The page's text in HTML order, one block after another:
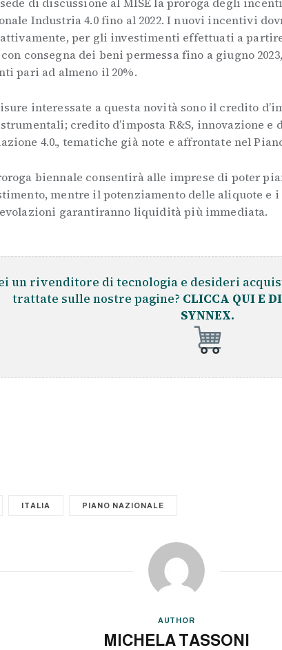
Industria 4.0 fino al 2022. I nuovi incentivi
per gli investimenti effettuati a partire
con consegna dei beni permessa fino a giugno
pari ad almeno il 20%.
interessate a questa novità sono il credito
credito d’imposta R&S, innovazione e
4.0., tematiche già note e affrontate nel
biennale consentirà alle imprese di poter
mentre il potenziamento delle aliquote
garantiranno liquidità più immediata.
un rivenditore di tecnologia e desideri
trattate sulle nostre pagine? CLICCA QUI E
SYNNEX.
ITALIA PIANO NAZIONALE
AUTHOR
MICHELA TASSONI